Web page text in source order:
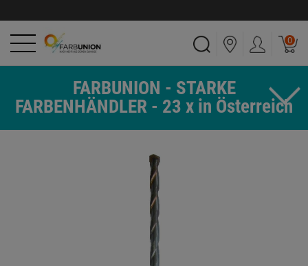
0
FARBUNION - STARKE
FARBENHÄNDLER - 23 x in Österreich